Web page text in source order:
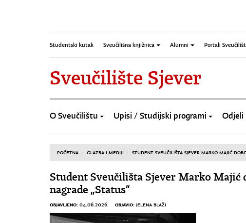
Studentski kutak Sveučilišna knjižnica Alumni Portali
Sveučilište Sjever
O Sveučilištu Upisi / Studijski programi Odjeli
POČETNA GLAZBA I MEDIJI STUDENT SVEUČILIŠTA SJEVER MARKO MAJIĆ
Student Sveučilišta Sjever Marko
nagrade „Status“
OBJAVLJENO: 04.06.2026. OBJAVIO: JELENA BLAŽI